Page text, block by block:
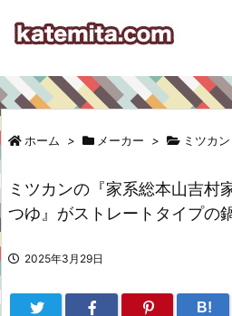
ホーム > メーカー > ミツカン
ミツカンの『家系総本山吉村
つゆ』がストレートタイプの
2025年3月29日
B!